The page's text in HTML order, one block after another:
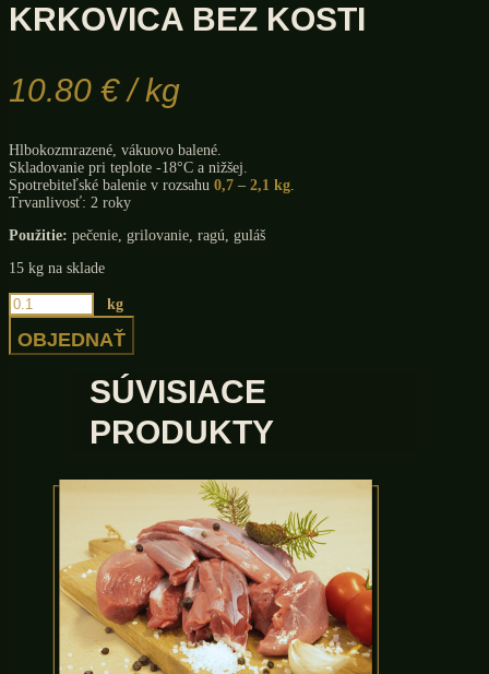
KRKOVICA BEZ KOSTI
10.80 € / kg
Hlbokozmrazené, vákuovo balené.
Skladovanie pri teplote -18°C a nižšej.
Spotrebiteľské balenie v rozsahu 0,7 – 2,1 kg.
Trvanlivosť: 2 roky
Použitie: pečenie, grilovanie, ragú, guláš
15 kg na sklade
množstvo
Jeleň
Krkovica
kg
OBJEDNAŤ
SÚVISIACE
PRODUKTY